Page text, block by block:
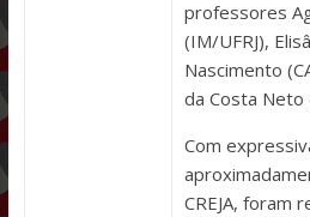
professores
(IM/UFRJ),
Nascimento
da Costa Neto
Com
CREJA, foram